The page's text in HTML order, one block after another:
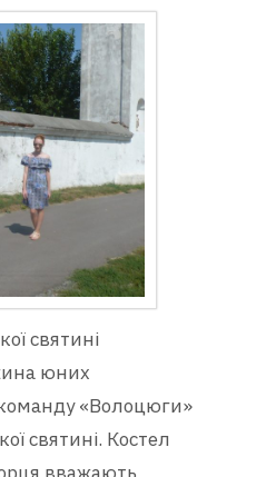
святині
юних
«Волоцюги»
святині. Костел